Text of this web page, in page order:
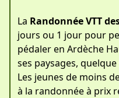
La Randonnée VTT
jours ou 1 jour pour
pédaler en Ardèche
ses paysages,
Les jeunes de moins
à la randonnée à prix